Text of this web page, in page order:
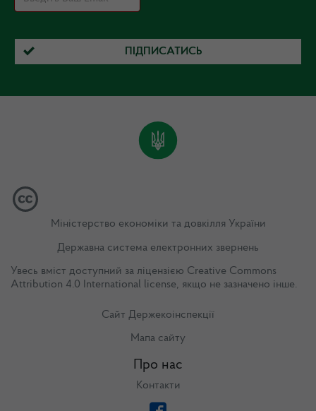
ПІДПИСАТИСЬ
Міністерство економіки та довкілля України
Державна система електронних звернень
Увесь вміст доступний за ліцензією Creative Commons
Attribution 4.0 International license, якщо не зазначено інше.
Сайт Держекоінспекції
Мапа сайту
Про нас
Контакти